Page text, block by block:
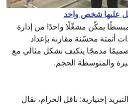
عليها شخص واحد
يمكّن مشغّلًا واحدًا من إدارة
أتمتة محسّنة مقارنة بإعداد
مدمجًا يتكيف بشكل مثالي مع
والمتوسطة الحجم.
إختيارية: ناقل الحزام، نقال